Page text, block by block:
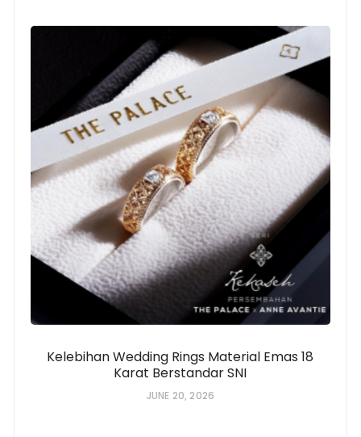
Kelebihan Wedding Rings Material Emas 18
Karat Berstandar SNI
JUNE 20, 2026